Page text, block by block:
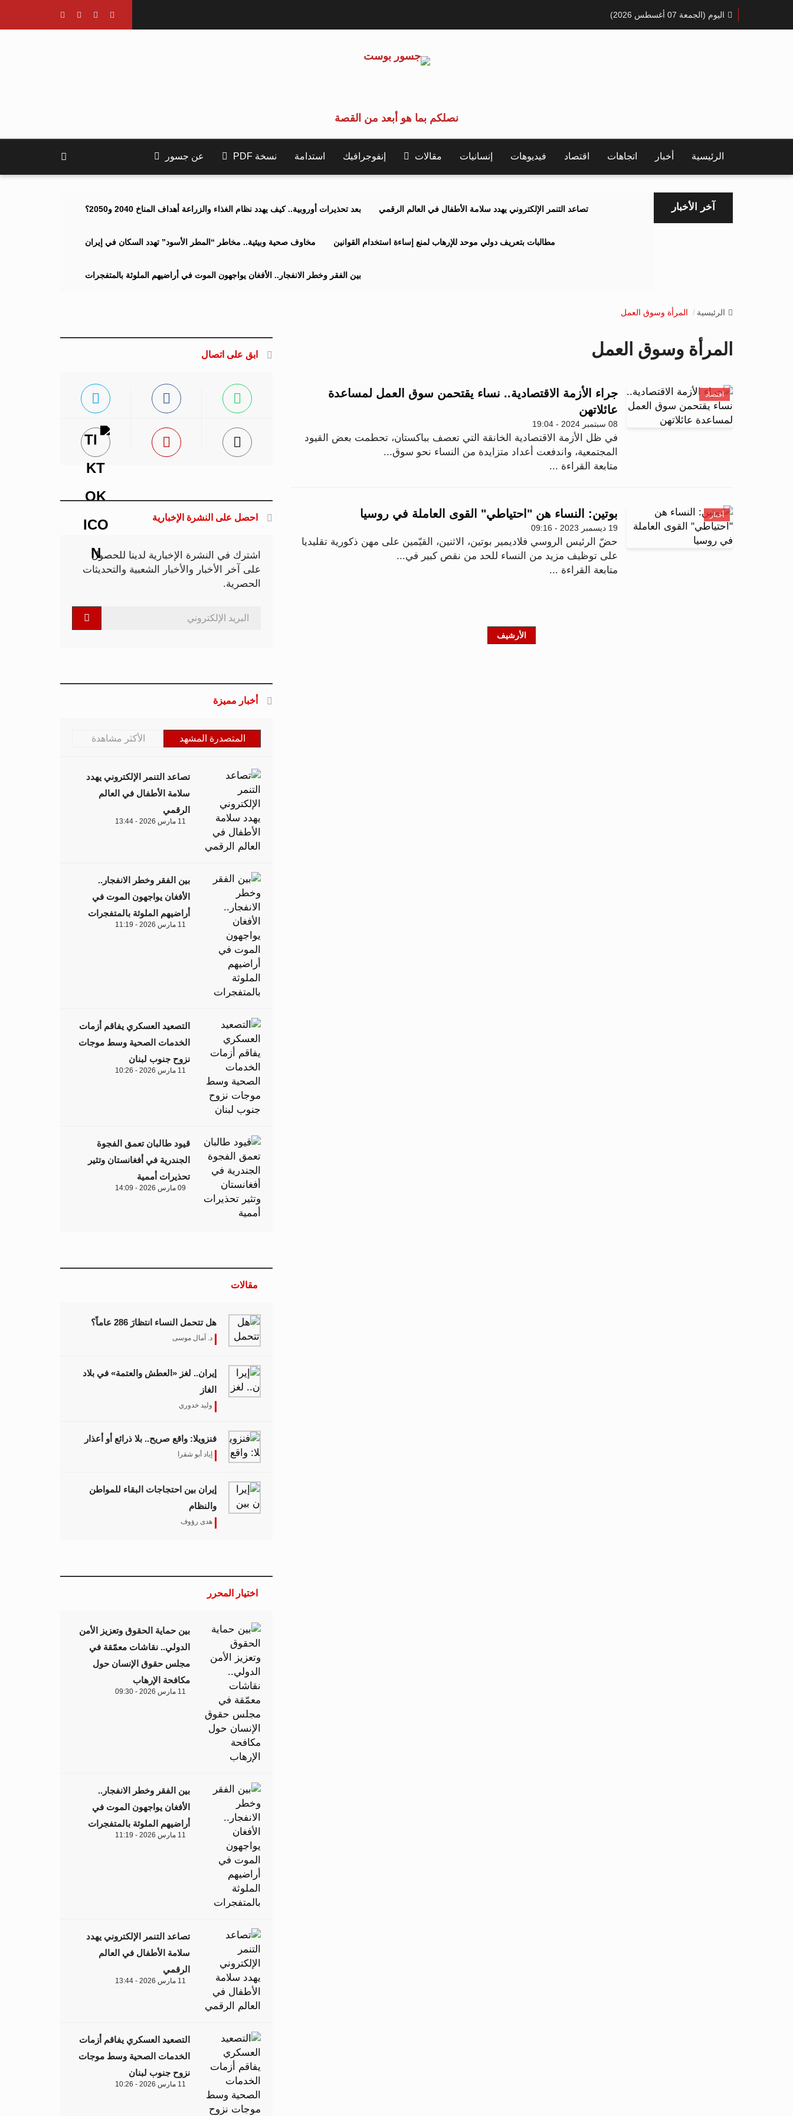
اليوم (الجمعة 07 أغسطس 2026)
نصلكم بما هو أبعد من القصة
الرئيسية أخبار اتجاهات اقتصاد فيديوهات إنسانيات مقالات إنفوجرافيك استدامة نسخة PDF عن جسور
آخر الأخبار بعد تحذيرات أوروبية.. كيف يهدد نظام الغذاء والزراعة أهداف المناخ 2040 و2050؟ تصاعد التنمر الإلكتروني يهدد سلامة الأطفال في العالم الرقمي
مخاوف صحية وبيئية.. مخاطر “المطر الأسود” تهدد السكان في إيران مطالبات بتعريف دولي موحد للإرهاب لمنع إساءة استخدام القوانين
بين الفقر وخطر الانفجار.. الأفغان يواجهون الموت في أراضيهم الملوثة بالمتفجرات
الرئيسية المرأة وسوق العمل
المرأة وسوق العمل
اقتصاد
جراء الأزمة الاقتصادية.. نساء يقتحمن سوق العمل لمساعدة
عائلاتهن
08 سبتمبر 2024 - 19:04
في ظل الأزمة الاقتصادية الخانقة التي تعصف بباكستان، تحطمت بعض القيود
المجتمعية، واندفعت أعداد متزايدة من النساء نحو سوق...
متابعة القراءة ...
أخبار بوتين: النساء هن "احتياطي" القوى العاملة في روسيا
19 ديسمبر 2023 - 09:16
حضّ الرئيس الروسي فلاديمير بوتين، الاثنين، القيّمين على مهن ذكورية تقليديا
على توظيف مزيد من النساء للحد من نقص كبير في...
متابعة القراءة ...
الأرشيف
ابق على اتصال
احصل على النشرة الإخبارية
اشترك في النشرة الإخبارية لدينا للحصول
على آخر الأخبار والأخبار الشعبية والتحديثات
الحصرية.
أخبار مميزة
المتصدرة المشهد الأكثر مشاهدة
تصاعد التنمر الإلكتروني يهدد
سلامة الأطفال في العالم
الرقمي
11 مارس 2026 - 13:44
بين الفقر وخطر الانفجار..
الأفغان يواجهون الموت في
أراضيهم الملوثة بالمتفجرات
11 مارس 2026 - 11:19
التصعيد العسكري يفاقم أزمات
الخدمات الصحية وسط موجات
نزوح جنوب لبنان
11 مارس 2026 - 10:26
قيود طالبان تعمق الفجوة
الجندرية في أفغانستان وتثير
تحذيرات أممية
09 مارس 2026 - 14:09
مقالات
هل تتحمل النساء انتظارَ 286 عاماً؟
د. آمال موسى
إيران.. لغز «العطش والعتمة» في بلاد
الغاز
وليد خدوري
فنزويلا: واقع صريح.. بلا ذرائع أو أعذار
إياد أبو شقرا
إيران بين احتجاجات البقاء للمواطن
والنظام
هدى رؤوف
اختيار المحرر
بين حماية الحقوق وتعزيز الأمن
الدولي.. نقاشات معمّقة في
مجلس حقوق الإنسان حول
مكافحة الإرهاب
11 مارس 2026 - 09:30
بين الفقر وخطر الانفجار..
الأفغان يواجهون الموت في
أراضيهم الملوثة بالمتفجرات
11 مارس 2026 - 11:19
تصاعد التنمر الإلكتروني يهدد
سلامة الأطفال في العالم
الرقمي
11 مارس 2026 - 13:44
التصعيد العسكري يفاقم أزمات
الخدمات الصحية وسط موجات
نزوح جنوب لبنان
11 مارس 2026 - 10:26